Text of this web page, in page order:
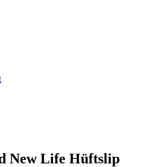
New Life Hüftslip